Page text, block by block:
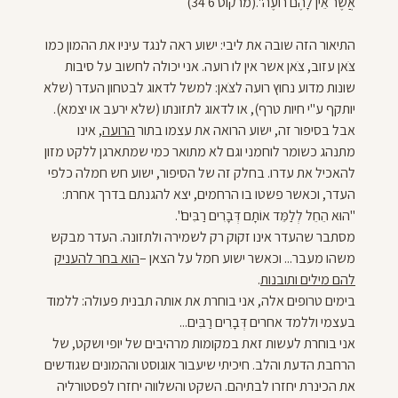
התיאור הזה שובה את ליבי: ישוע ראה לנגד עיניו את ההמון כמו
צֹּאן עזוב, צֹּאן אשר אין לו רועה. אני יכולה לחשוב על סיבות
שונות מדוע נחוץ רועה לצֹּאן: למשל לדאוג לבטחון העדר (שלא
יותקף ע"י חיות טרף), או לדאוג לתזונתו (שלא ירעב או יצמא).
אבל בסיפור זה, ישוע הרואה את עצמו בתורהרועה,אינו
מתנהג כשומר לוחמני וגם לא מתואר כמי שמתארגן ללקט מזון
להאכיל את עדרו. בחלק זה של הסיפור, ישוע חש חמלה כלפי
העדר, וכאשר פשטו בו הרחמים, יצא להגנתם בדרך אחרת:
"הוּא הֵחֵל לְלַמֵּד אוֹתָם דְּבָרִים רַבִּים".
מסתבר שהעדר אינו זקוק רק לשמירה ולתזונה. העדר מבקש
משהו מעבר... וכאשר ישוע חמל על הצאן –הוא בחר להעניק
להם מילים ותובנות.
בימים טרופים אלה, אני בוחרת את אותה תבנית פעולה: ללמוד
בעצמי וללמד אחריםדְּבָרִים רַבִּים...
אני בוחרת לעשות זאת במקומות מרהיבים של יופי ושקט, של
הרחבת הדעת והלב. חיכיתי שיעבור אוגוסט וההמונים שגודשים
את הכינרת יחזרו לבתיהם. השקט והשלווה יחזרו לפסטורליה